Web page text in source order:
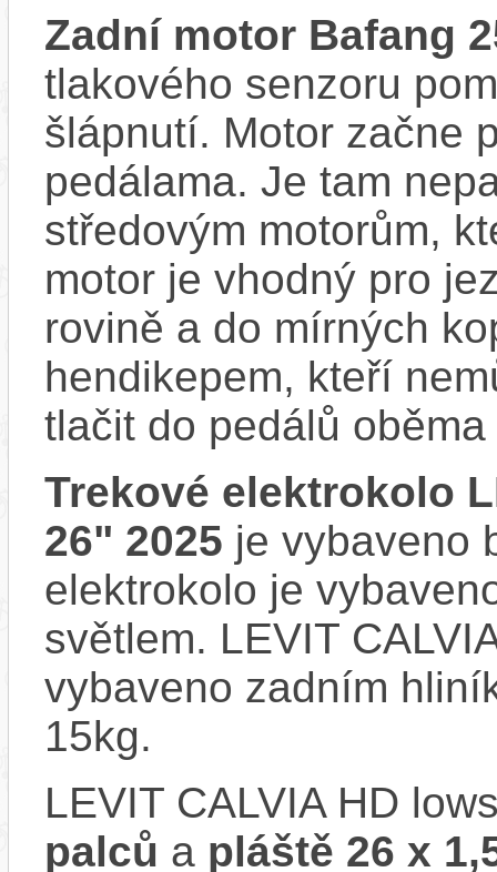
Zadní motor Bafang
tlakového senzoru
šlápnutí. Motor začne
pedálama. Je tam
středovým motorům,
motor je vhodný pro
rovině a do mírných
hendikepem, kteří
tlačit do pedálů
Trekové elektrokolo
26" 2025 je vybaveno
elektrokolo je
světlem. LEVIT
vybaveno zadním
15kg.
LEVIT CALVIA HD
palců a pláště 26 x